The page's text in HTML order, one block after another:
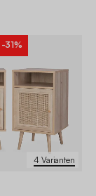
4 Varianten
-31%